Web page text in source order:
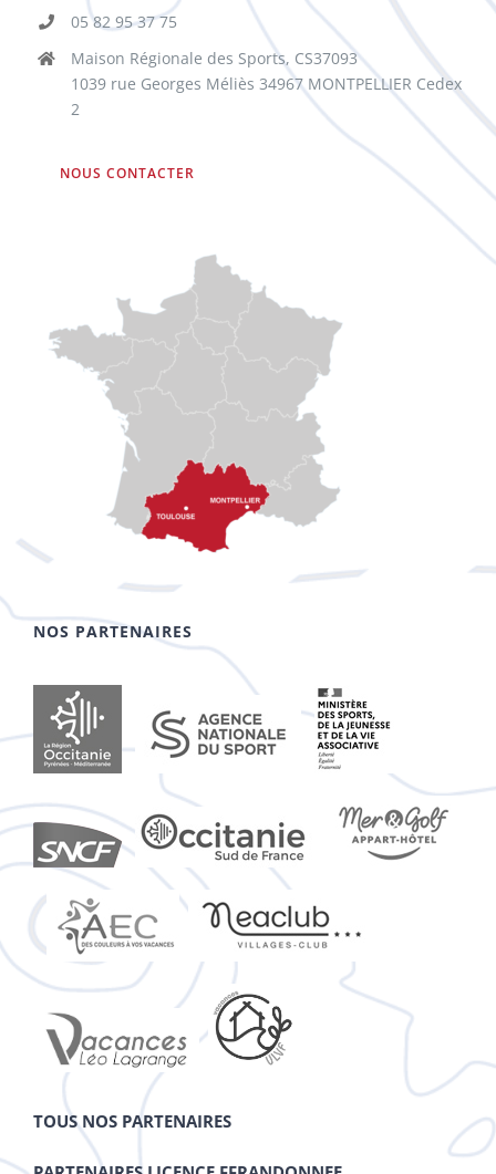
05 82 95 37 75
Maison Régionale des Sports, CS37093
1039 rue Georges Méliès 34967 MONTPELLIER Cedex
2
NOUS CONTACTER
NOS PARTENAIRES
TOUS NOS PARTENAIRES